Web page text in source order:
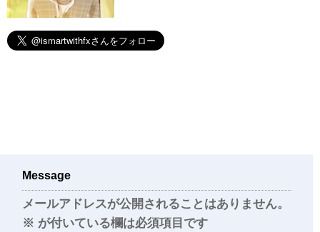
Message
メールアドレスが公開されることはありません。
※ が付いている欄は必須項目です